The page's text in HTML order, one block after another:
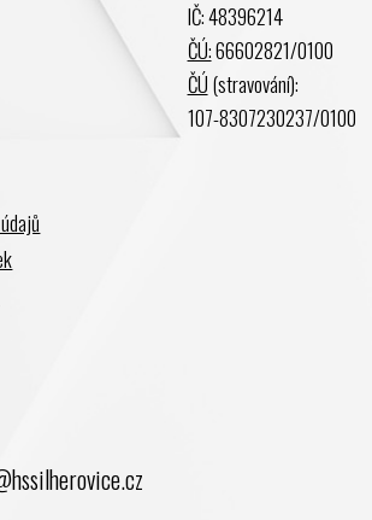
IČ: 48396214
ČÚ:66602821/0100
ČÚ (stravování):
107-8307230237/0100